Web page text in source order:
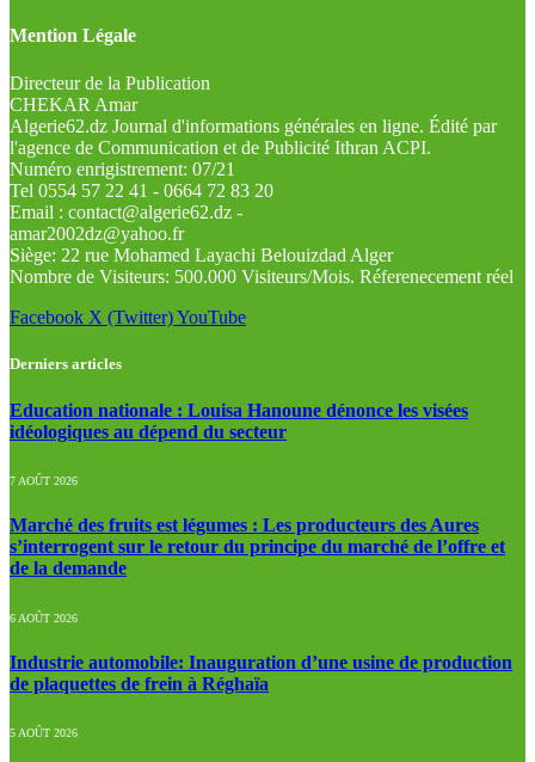
Mention Légale
Directeur de la Publication
CHEKAR Amar
Algerie62.dz Journal d'informations générales en ligne. Édité par
l'agence de Communication et de Publicité Ithran ACPI.
Numéro enrigistrement: 07/21
Tel 0554 57 22 41 - 0664 72 83 20
Email : contact@algerie62.dz -
amar2002dz@yahoo.fr
Siège: 22 rue Mohamed Layachi Belouizdad Alger
Nombre de Visiteurs: 500.000 Visiteurs/Mois. Réferenecement réel
Facebook X (Twitter)YouTube
Derniers articles
Education nationale : Louisa Hanoune dénonce les visées
idéologiques au dépend du secteur
7 AOÛT 2026
Marché des fruits est légumes : Les producteurs des Aures
s’interrogent sur le retour du principe du marché de l’offre et
de la demande
6 AOÛT 2026
Industrie automobile: Inauguration d’une usine de production
de plaquettes de frein à Réghaïa
5 AOÛT 2026